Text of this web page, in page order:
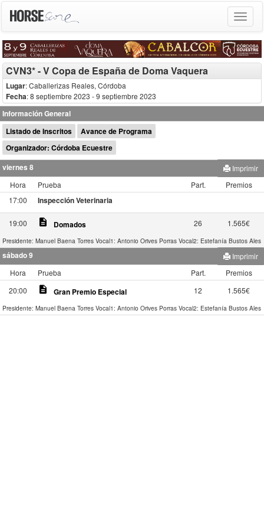
Toggle
CVN3* - V Copa de España de Doma Vaquera
Lugar: Caballerizas Reales, Córdoba
Fecha: 8 septiembre 2023 - 9 septiembre 2023
Información General
Listado de Inscritos
Avance de Programa
Organizador: Córdoba Ecuestre
viernes 8
Imprimir
Hora
Prueba Part.
Premios
17:00
Inspección Veterinaria
19:00 description Domados 26 1.565€
Presidente: Manuel Baena Torres Vocal1: Antonio Orives Porras Vocal2: Estefanía Bustos Ales
sábado 9
Imprimir
Hora
Prueba Part.
Premios
20:00
description Gran Premio Especial 12 1.565€
Presidente: Manuel Baena Torres Vocal1: Antonio Orives Porras Vocal2: Estefanía Bustos Ales